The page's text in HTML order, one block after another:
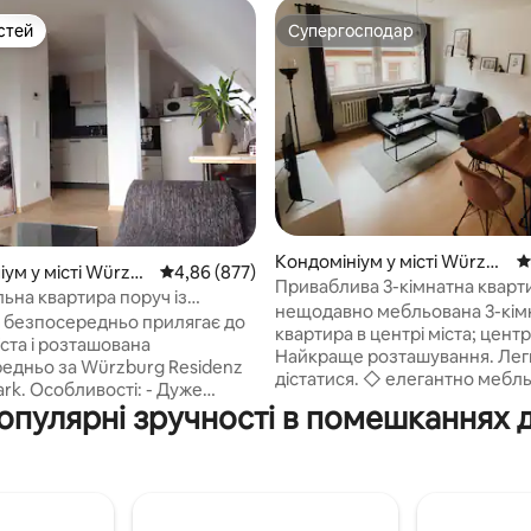
відгуки: 187
у місті Würzb
Середня оцінка: 4,86 з 5, відгуки: 877
4,86 (877)
квартира поруч із
центром міста
безпосередньо прилягає до
і розташована
за Würzburg Residenz
- Дуже
жалюзі -
Супергосподар
Супергосподар
Кондомініум у місті Würzbu
rg
Приваблива 3-кімнатна
центр міста та вокзал
нещодавно мебльована 3-
квартира в центрі міста;
Найкраще розташування.
дістатися. ◇ елегантно
ванна кімната з денним
зручності в помешканнях